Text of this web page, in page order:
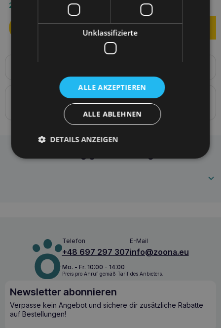
21,50
22,90€
Samba verstellbarer Gurt XS 22-30 [c,d] x 1 cm
Details zur Konformität des Produkts mit den
Vorschriften: Produktverantwortung
Amiplay Verstellbarer Gurt Samba XS Grau
Telefon
+48 697 297 307
E-Mail
info@zoona.eu
Mo. - Fr. 10:00 - 14:00
Preis pro Anruf gemäß Tarif des Anbieters.
Newsletter abonnieren
Verpasse kein Angebot und sichere dir zusätzliche Rabatte
auf Bestellungen!
Unklassifizierte
ALLE AKZEPTIEREN
ALLE ABLEHNEN
DETAILS ANZEIGEN